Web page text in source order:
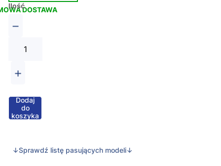
DOSTAWA
Ilość
−
+
Dodaj
do
koszyka
↓Sprawdź listę pasujących modeli↓